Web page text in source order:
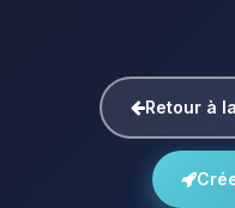
Retour à